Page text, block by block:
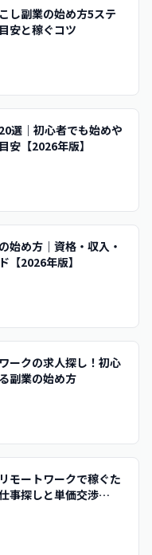
し副業の始め方5ステ
安と稼ぐコツ
選｜初心者でも始めや
安【2026年版】
始め方｜資格・収入・
【2026年版】
ークの求人探し！初心
副業の始め方
モートワークで稼ぐた
事探しと単価交渉